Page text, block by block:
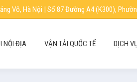
Võ, Hà Nội | Số 87 Đường A4 (K300),
NỘI ĐỊA VẬN TẢI QUỐC TẾ DỊCH